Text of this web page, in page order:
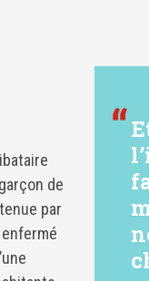
de
par